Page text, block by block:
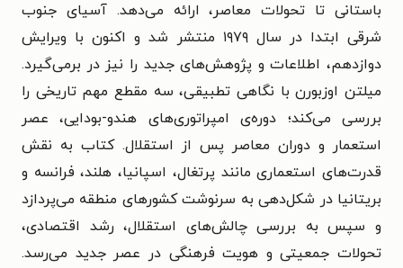
باستانی تا تحولات معاصر، ارائه می‌دهد. آسیای جنوب
شرقی ابتدا در سال ۱۹۷۹ منتشر شد و اکنون با ویرایش
دوازدهم، اطلاعات و پژوهش‌های جدید را نیز در برمی‌گیرد.
میلتن اوزبورن با نگاهی تطبیقی، سه مقطع مهم تاریخی را
بررسی می‌کند؛ دوره‌ی امپراتوری‌های هندو-بودایی، عصر
استعمار و دوران معاصر پس از استقلال. کتاب به نقش
قدرت‌های استعماری مانند پرتغال، اسپانیا، هلند، فرانسه و
بریتانیا در شکل‌دهی به سرنوشت کشورهای منطقه می‌پردازد
و سپس به بررسی چالش‌های استقلال، رشد اقتصادی،
تحولات جمعیتی و هویت فرهنگی در عصر جدید می‌رسد.